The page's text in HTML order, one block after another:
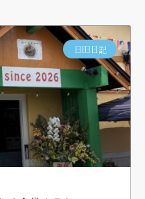
日田日記